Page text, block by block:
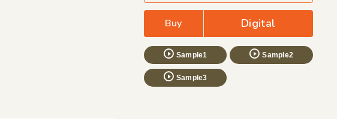
Buy Digital
Sample1 Sample2
Sample3